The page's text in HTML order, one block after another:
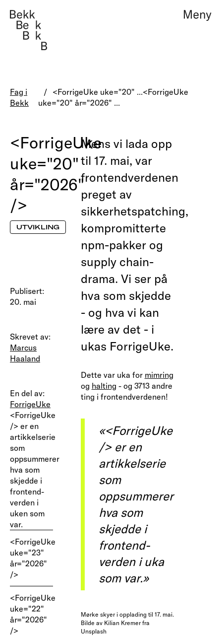
Arbeider
Fag i Bekk
Jobb
Kontakt
Management
Fag i
Bekk
<ForrigeUke uke="20" ...<ForrigeUke
uke="20" år="2026" ...
<ForrigeUke
uke="20"
år="2026"
/>
UTVIKLING
Publisert:
20. mai
Skrevet av:
Marcus
Haaland
En del av:
ForrigeUke
<ForrigeUke
/> er en
artikkelserie
som
oppsummerer
hva som
skjedde i
frontend-
verden i
uken som
var.
<ForrigeUke
uke="23"
år="2026"
/>
<ForrigeUke
uke="22"
år="2026"
/>
Mens vi lada opp
til 17. mai, var
frontendverdenen
preget av
sikkerhetspatching,
kompromitterte
npm-pakker og
supply chain-
drama. Vi ser på
hva som skjedde
- og hva vi kan
lære av det - i
ukas ForrigeUke.
Dette var uka for mimring
og halting - og 3713 andre
ting i frontendverdenen!
«<ForrigeUke
/> er en
artikkelserie
som
oppsummerer
hva som
skjedde i
frontend-
verden i uka
som var.»
Mørke skyer i opplading til 17. mai.
Bilde av Kilian Kremer fra
Unsplash